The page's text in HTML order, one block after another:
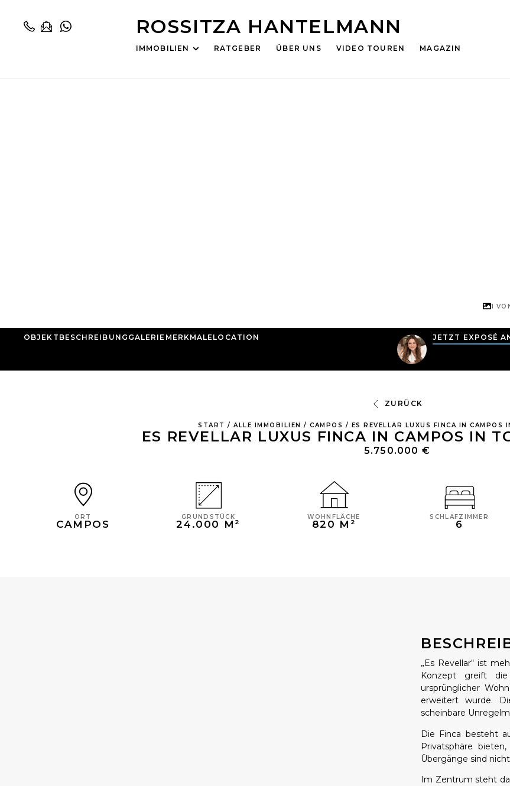
ROSSITZA HANTELMANN
IMMOBILIEN RATGEBER ÜBER UNS VIDEO TOUREN MAGAZIN
1
OBJEKTBESCHREIBUNG GALERIE MERKMALELOCATION JETZT EXPOSÉ
ZURÜCK
START /ALLE IMMOBILIEN /CAMPOS / ES REVELLAR LUXUS FINCA IN CAMPOS
ES REVELLAR LUXUS FINCA IN CAMPOS IN
5.750.000 €
ORT
CAMPOS
GRUNDSTÜCK
24.000 M²
WOHNFLÄCHE
820 M²
SCHLAFZIMMER
6
„Es Revellar“ ist
Konzept greift
ursprünglicher
erweitert wurde.
scheinbare
Die Finca besteht
Privatsphäre
Übergänge sind
Im Zentrum steht